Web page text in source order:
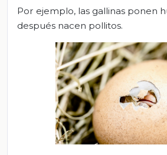
Por ejemplo, las gallinas ponen
después nacen pollitos.